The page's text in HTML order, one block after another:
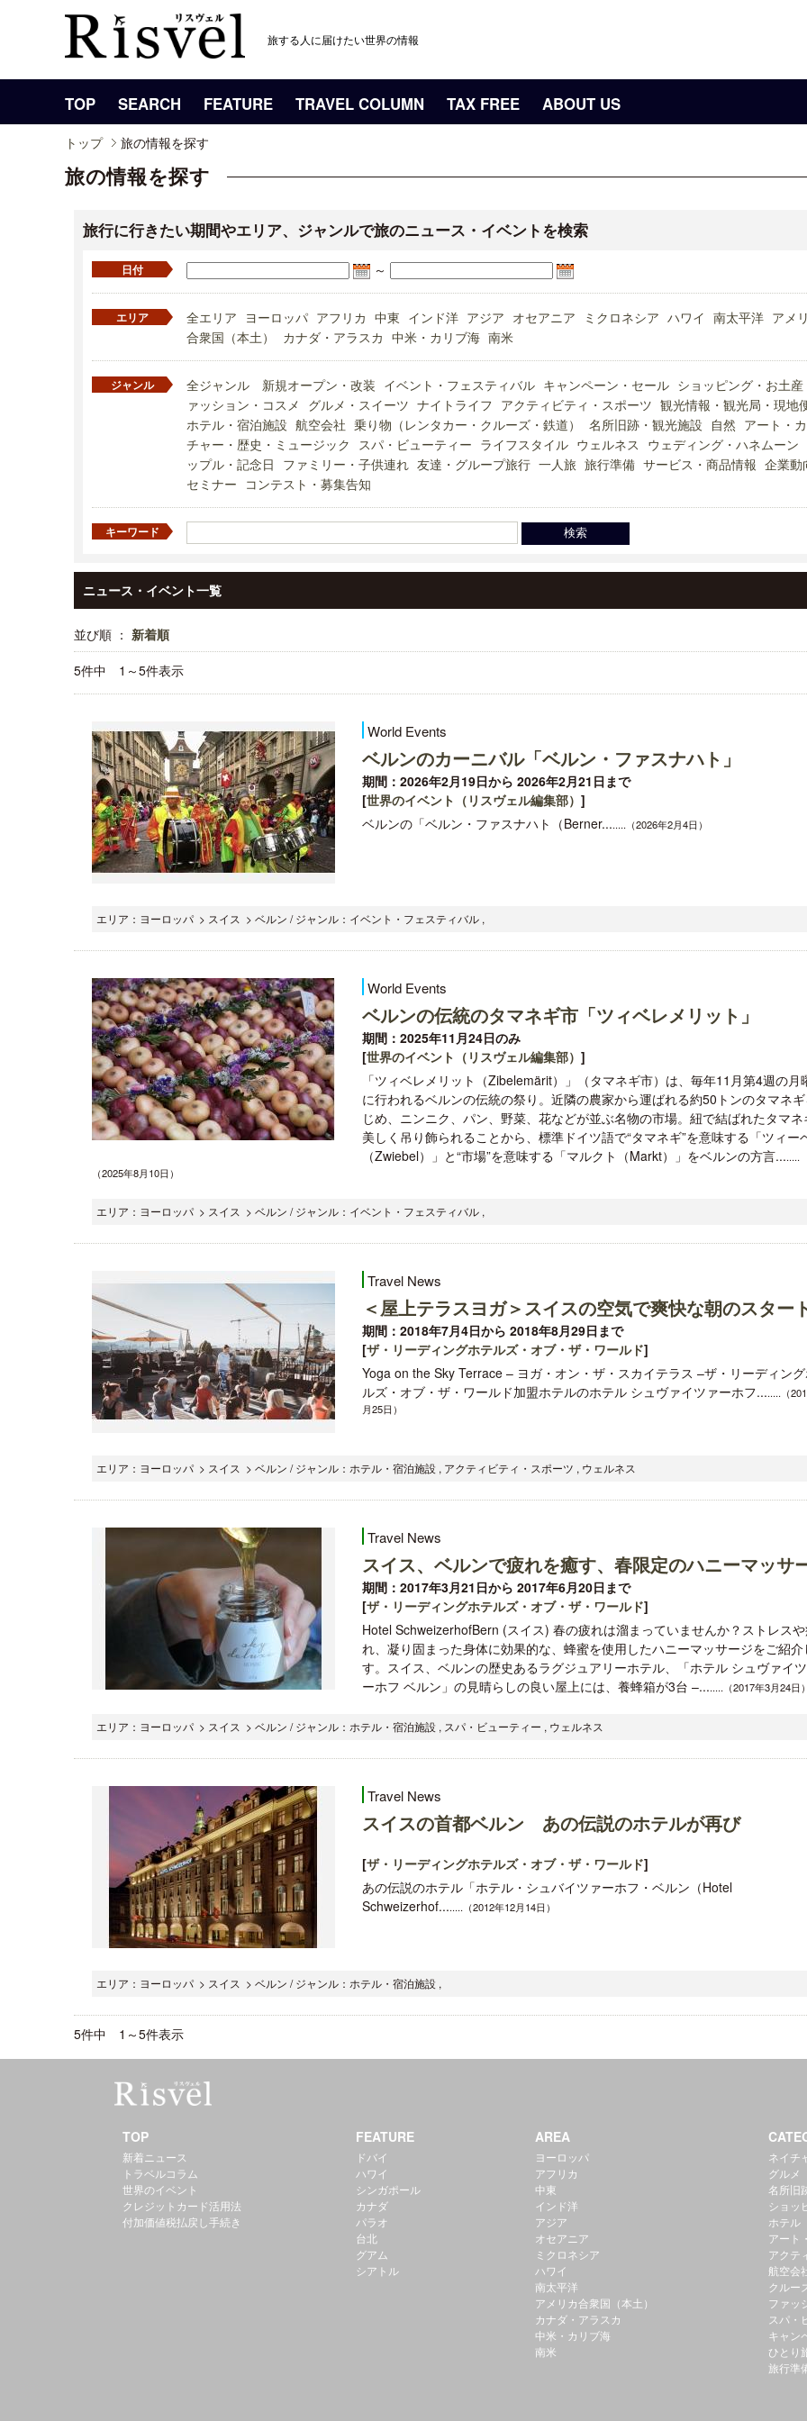
旅する人に届けたい世界の情報
TOP SEARCH FEATURE TRAVEL COLUMN TAX FREE ABOUT US
トップ 旅の情報を探す
旅の情報を探す
旅行に行きたい期間やエリア、ジャンルで旅のニュース・イベントを検索
日付 ～
エリア 全エリア ヨーロッパ アフリカ 中東 インド洋 アジア オセアニア ミクロネシア ハワイ 南太平洋 アメ
合衆国（本土）
カナダ・アラスカ 中米・カリブ海 南米
ジャンル 全ジャンル 新規オープン・改装 イベント・フェスティバル キャンペーン・セール ショッピング・お土産
ァッション・コスメ グルメ・スイーツ ナイトライフ アクティビティ・スポーツ 観光情報・観光局・現地
ホテル・宿泊施設 航空会社 乗り物（レンタカー・クルーズ・鉄道） 名所旧跡・観光施設 自然 アート・
チャー・歴史・ミュージック スパ・ビューティー ライフスタイル ウェルネス ウェディング・ハネムーン
ップル・記念日 ファミリー・子供連れ 友達・グループ旅行 一人旅 旅行準備 サービス・商品情報 企業動
セミナー コンテスト・募集告知
キーワード
ニュース・イベント一覧
並び順 ： 新着順
5件中 1～5件表示
World Events
ベルンのカーニバル「ベルン・ファスナハト」
期間：2026年2月19日から 2026年2月21日まで
[世界のイベント（リスヴェル編集部） ]
ベルンの「ベルン・ファスナハト（Berner........（2026年2月4日）
エリア：ヨーロッパ > スイス > ベルン / ジャンル：イベント・フェスティバル ,
World Events
ベルンの伝統のタマネギ市「ツィベレメリット」
期間：2025年11月24日のみ
[世界のイベント（リスヴェル編集部） ]
「ツィベレメリット（Zibelemärit）」（タマネギ市）は、毎年11月第4週の月
に行われるベルンの伝統の祭り。近隣の農家から運ばれる約50トンのタマネ
じめ、ニンニク、パン、野菜、花などが並ぶ名物の市場。紐で結ばれたタマネ
美しく吊り飾られることから、標準ドイツ語で“タマネギ”を意味する「ツィー
（Zwiebel）」と“市場”を意味する「マルクト（Markt）」をベルンの方言........
（2025年8月10日）
エリア：ヨーロッパ > スイス > ベルン / ジャンル：イベント・フェスティバル ,
Travel News
＜屋上テラスヨガ＞スイスの空気で爽快な朝のスター
期間：2018年7月4日から 2018年8月29日まで
[ザ・リーディングホテルズ・オブ・ザ・ワールド]
Yoga on the Sky Terrace – ヨガ・オン・ザ・スカイテラス –ザ・リーディン
ルズ・オブ・ザ・ワールド加盟ホテルのホテル シュヴァイツァーホフ........（
月25日）
エリア：ヨーロッパ > スイス > ベルン / ジャンル：ホテル・宿泊施設 , アクティビティ・スポーツ , ウェルネス
Travel News
スイス、ベルンで疲れを癒す、春限定のハニーマッサ
期間：2017年3月21日から 2017年6月20日まで
[ザ・リーディングホテルズ・オブ・ザ・ワールド]
Hotel SchweizerhofBern (スイス) 春の疲れは溜まっていませんか？ストレス
れ、凝り固まった身体に効果的な、蜂蜜を使用したハニーマッサージをご紹介
す。スイス、ベルンの歴史あるラグジュアリーホテル、「ホテル シュヴァイ
ーホフ ベルン」の見晴らしの良い屋上には、養蜂箱が3台 –........（2017年3月24日）
エリア：ヨーロッパ > スイス > ベルン / ジャンル：ホテル・宿泊施設 , スパ・ビューティー , ウェルネス
Travel News
スイスの首都ベルン あの伝説のホテルが再び
[ザ・リーディングホテルズ・オブ・ザ・ワールド]
あの伝説のホテル「ホテル・シュバイツァーホフ・ベルン（Hotel
Schweizerhof........（2012年12月14日）
エリア：ヨーロッパ > スイス > ベルン / ジャンル：ホテル・宿泊施設 ,
5件中 1～5件表示
クアロア・ランチ、新予約システム導
入のお知らせ
アット ハイアット」のメニ
TOP
新着ニュース
トラベルコラム
世界のイベント
クレジットカード活用法
付加価値税払戻し手続き
FEATURE
ドバイ
ハワイ
シンガポール
カナダ
パラオ
台北
グアム
シアトル
AREA
ヨーロッパ
アフリカ
中東
インド洋
アジア
オセアニア
ミクロネシア
ハワイ
南太平洋
アメリカ合衆国（本土）
カナダ・アラスカ
中米・カリブ海
南米
ネイチ
グルメ
名所旧
ショッ
ホテル
アート
アクテ
航空会
クルー
ファッ
スパ・
キャン
ひとり
旅行準